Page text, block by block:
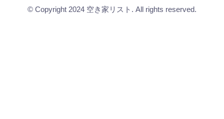
© Copyright 2024 空き家リスト. All rights reserved.